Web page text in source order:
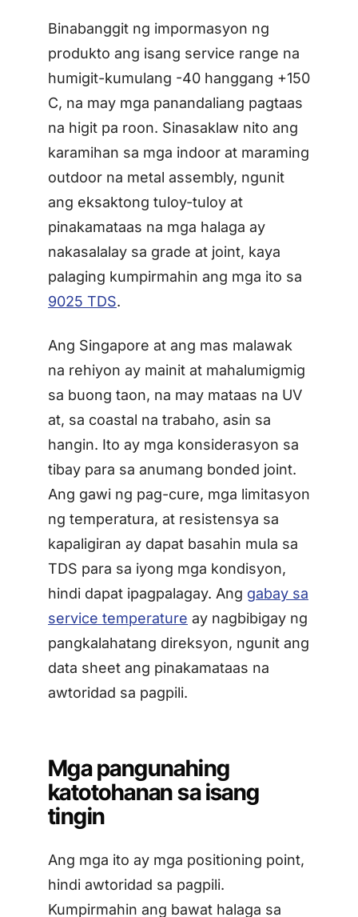
Binabanggit ng impormasyon ng
produkto ang isang service range na
humigit-kumulang -40 hanggang +150
C, na may mga panandaliang pagtaas
na higit pa roon. Sinasaklaw nito ang
karamihan sa mga indoor at maraming
outdoor na metal assembly, ngunit
ang eksaktong tuloy-tuloy at
pinakamataas na mga halaga ay
nakasalalay sa grade at joint, kaya
palaging kumpirmahin ang mga ito sa
9025 TDS.
Ang Singapore at ang mas malawak
na rehiyon ay mainit at mahalumigmig
sa buong taon, na may mataas na UV
at, sa coastal na trabaho, asin sa
hangin. Ito ay mga konsiderasyon sa
tibay para sa anumang bonded joint.
Ang gawi ng pag-cure, mga limitasyon
ng temperatura, at resistensya sa
kapaligiran ay dapat basahin mula sa
TDS para sa iyong mga kondisyon,
hindi dapat ipagpalagay. Ang gabay sa
service temperature ay nagbibigay ng
pangkalahatang direksyon, ngunit ang
data sheet ang pinakamataas na
awtoridad sa pagpili.
Mga pangunahing
katotohanan sa isang
tingin
Ang mga ito ay mga positioning point,
hindi awtoridad sa pagpili.
Kumpirmahin ang bawat halaga sa